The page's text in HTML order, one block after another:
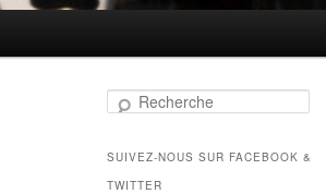
h
e
SUIVEZ-NOUS SUR FACEBOOK &
TWITTER